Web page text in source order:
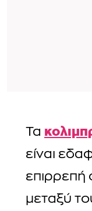
Τα
είναι
επιρρεπή
μεταξύ